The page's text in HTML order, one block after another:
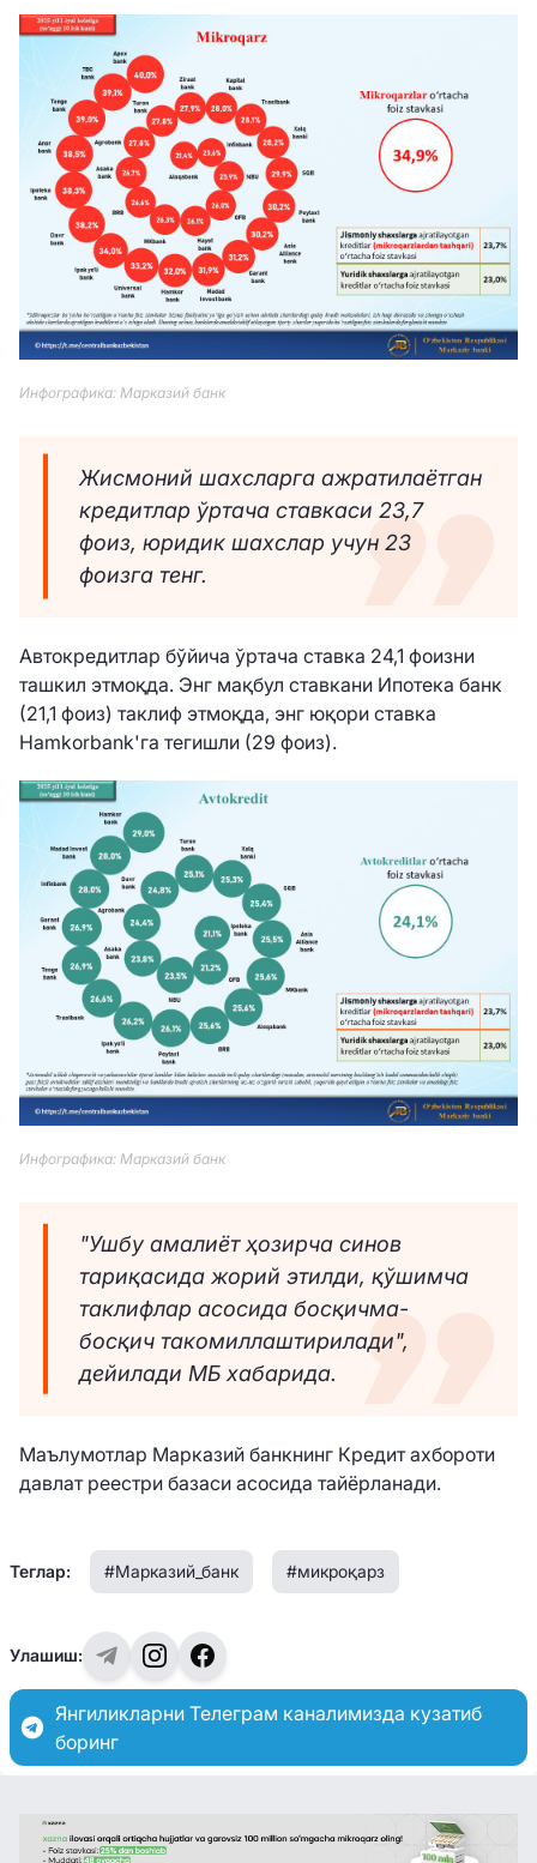
Инфографика: Марказий банк
Жисмоний шахсларга ажратилаётган
кредитлар ўртача ставкаси 23,7
фоиз, юридик шахслар учун 23
фоизга тенг.
Автокредитлар бўйича ўртача ставка 24,1 фоизни
ташкил этмоқда. Энг мақбул ставкани Ипотека банк
(21,1 фоиз) таклиф этмоқда, энг юқори ставка
Hamkorbank'га тегишли (29 фоиз).
Инфографика: Марказий банк
"Ушбу амалиёт ҳозирча синов
тариқасида жорий этилди, қўшимча
таклифлар асосида босқичма-
босқич такомиллаштирилади",
дейилади МБ хабарида.
Маълумотлар Марказий банкнинг Кредит ахбороти
давлат реестри базаси асосида тайёрланади.
Теглар: #Марказий_банк #микроқарз
Улашиш:
Янгиликларни Телеграм каналимизда кузатиб
боринг